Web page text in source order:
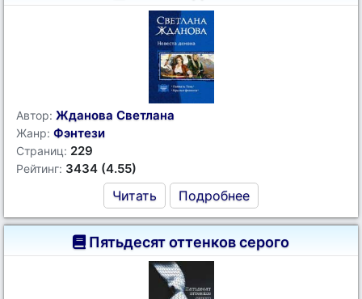
Автор: Жданова Светлана
Жанр: Фэнтези
Страниц: 229
Рейтинг: 3434 (4.55)
Читать Подробнее
Пятьдесят оттенков серого